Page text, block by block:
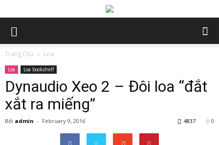
Trang Chủ Loa
Loa Loa bookshelf
Dynaudio Xeo 2 – Đôi loa “đắt
xắt ra miếng”
Bởi admin - February 9, 2016 0
4837